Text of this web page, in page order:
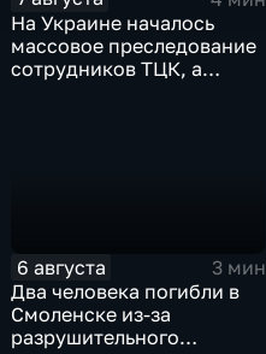
На Украине началось
массовое преследование
сотрудников ТЦК, а
6 августа
3 мин
Два человека погибли в
Смоленске из-за
разрушительного